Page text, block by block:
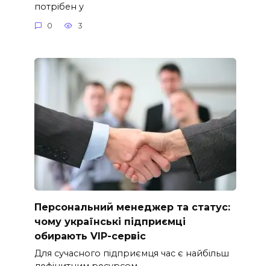
потрібен у
0 3
Персональний менеджер та статус:
чому українські підприємці
обирають VIP-сервіс
Для сучасного підприємця час є найбільш